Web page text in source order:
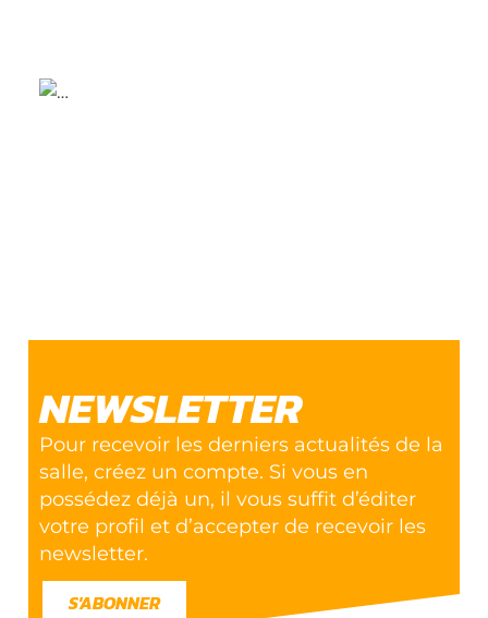
NEWSLETTER
Pour recevoir les derniers actualités de la
salle, créez un compte. Si vous en
possédez déjà un, il vous suffit d’éditer
votre profil et d’accepter de recevoir les
newsletter.
S'ABONNER